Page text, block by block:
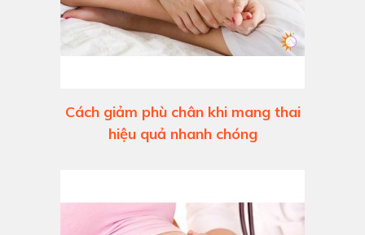
Cách giảm phù chân khi mang thai
hiệu quả nhanh chóng